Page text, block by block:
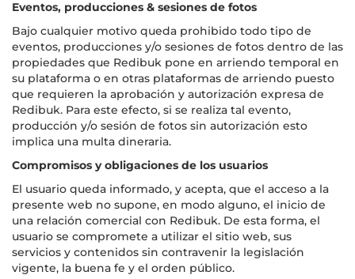
Eventos, producciones & sesiones de fotos
Bajo cualquier motivo queda prohibido todo tipo de
eventos, producciones y/o sesiones de fotos dentro de las
propiedades que Redibuk pone en arriendo temporal en
su plataforma o en otras plataformas de arriendo puesto
que requieren la aprobación y autorización expresa de
Redibuk. Para este efecto, si se realiza tal evento,
producción y/o sesión de fotos sin autorización esto
implica una multa dineraria.
Compromisos y obligaciones de los usuarios
El usuario queda informado, y acepta, que el acceso a la
presente web no supone, en modo alguno, el inicio de
una relación comercial con Redibuk. De esta forma, el
usuario se compromete a utilizar el sitio web, sus
servicios y contenidos sin contravenir la legislación
vigente, la buena fe y el orden público.